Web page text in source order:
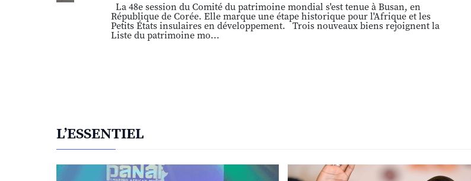
La 48e session du Comité du patrimoine mondial s'est tenue à Busan, en
République de Corée. Elle marque une étape historique pour l'Afrique et les
Petits États insulaires en développement. Trois nouveaux biens rejoignent la
Liste du patrimoine mo...
L’ESSENTIEL